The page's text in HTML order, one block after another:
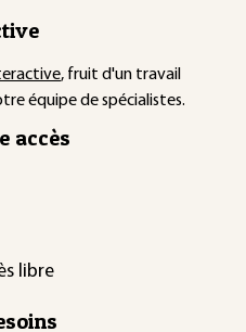
, fruit d'un travail
équipe de spécialistes.
accès
libre